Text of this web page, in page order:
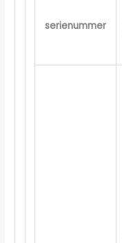
serienummer